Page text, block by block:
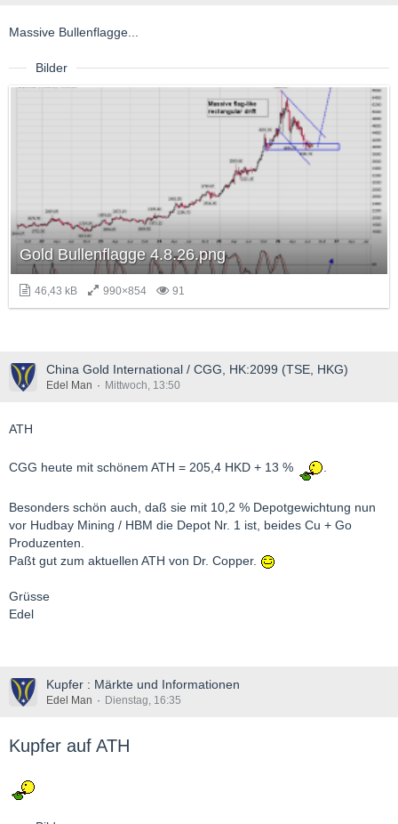
Massive Bullenflagge...
Bilder
Gold Bullenflagge 4.8.26.png
46,43 kB 990×854 91
China Gold International / CGG, HK:2099 (TSE, HKG)
Edel Man Mittwoch, 13:50
ATH
CGG heute mit schönem ATH = 205,4 HKD + 13 %
Besonders schön auch, daß sie mit 10,2 % Depotgewichtung nun
vor Hudbay Mining / HBM die Depot Nr. 1 ist, beides Cu + Go
Produzenten.
Paßt gut zum aktuellen ATH von Dr. Copper.
Grüsse
Edel
Kupfer : Märkte und Informationen
Edel Man Dienstag, 16:35
Kupfer auf ATH